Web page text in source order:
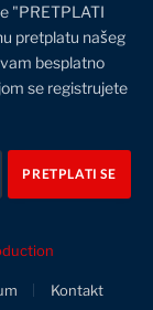
"PRETPLATI
pretplatu našeg
besplatno
se registrujete
Kontakt